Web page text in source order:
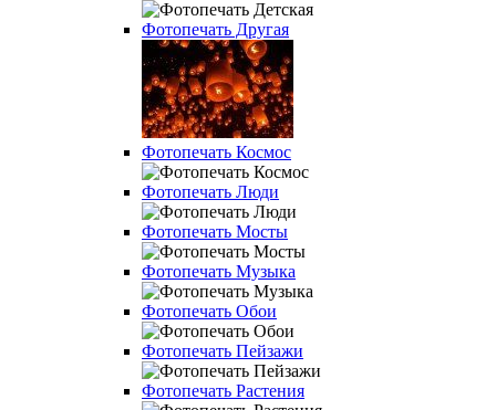
Фотопечать Другая
Фотопечать Космос
Фотопечать Люди
Фотопечать Мосты
Фотопечать Музыка
Фотопечать Обои
Фотопечать Пейзажи
Фотопечать Растения